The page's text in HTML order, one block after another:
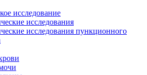
исследование
исследования
исследования пункционного